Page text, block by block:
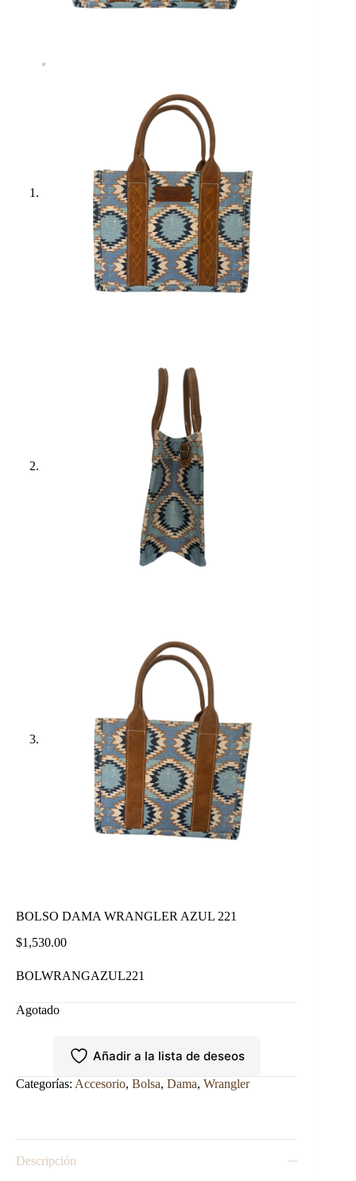
BOLSO DAMA WRANGLER AZUL 221
$1,530.00
BOLWRANGAZUL221
Agotado
Añadir a la lista de deseos
Categorías: Accesorio, Bolsa, Dama, Wrangler
Descripción